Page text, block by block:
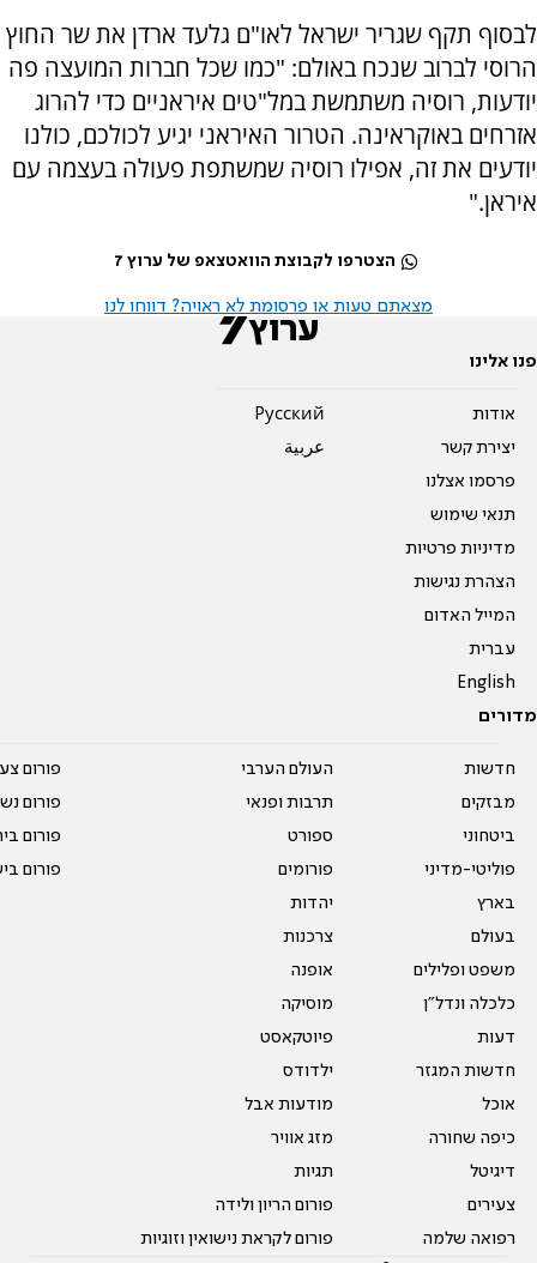
לבסוף תקף שגריר ישראל לאו"ם גלעד ארדן את שר החוץ
הרוסי לברוב שנכח באולם: "כמו שכל חברות המועצה פה
יודעות, רוסיה משתמשת במל"טים איראניים כדי להרוג
אזרחים באוקראינה. הטרור האיראני יגיע לכולכם, כולנו
יודעים את זה, אפילו רוסיה שמשתפת פעולה בעצמה עם
איראן."
הצטרפו לקבוצת הוואטצאפ של ערוץ 7
מצאתם טעות או פרסומת לא ראויה? דווחו לנו
פנו אלינו
אודות
יצירת קשר
פרסמו אצלנו
תנאי שימוש
מדיניות פרטיות
הצהרת נגישות
המייל האדום
עברית
English
Pусский
عربية
מדורים
חדשות
מבזקים
ביטחוני
פוליטי-מדיני
בארץ
בעולם
משפט ופלילים
כלכלה ונדל"ן
דעות
חדשות המגזר
אוכל
כיפה שחורה
דיגיטל
צעירים
רפואה שלמה
העולם הערבי
תרבות ופנאי
ספורט
פורומים
יהדות
צרכנות
אופנה
מוסיקה
פיוטקאסט
ילדודס
מודעות אבל
מזג אוויר
תגיות
פורום הריון ולידה
פורום לקראת נישואין וזוגיות
פורום
פורום
פורום
פורום